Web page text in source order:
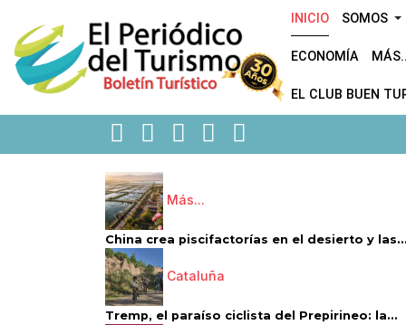
INICIO SOMOS
ECONOMÍA
EL CLUB BUEN
Más...
China crea piscifactorías en el desierto y las...
Cataluña
Tremp, el paraíso ciclista del Prepirineo: la...